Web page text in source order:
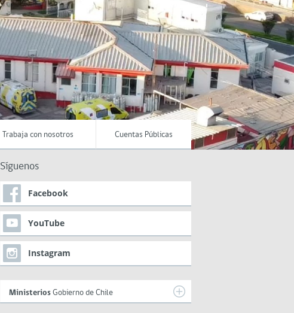
Trabaja con nosotros Cuentas Públicas
Síguenos
Facebook
YouTube
Instagram
Ministerios Gobierno de Chile